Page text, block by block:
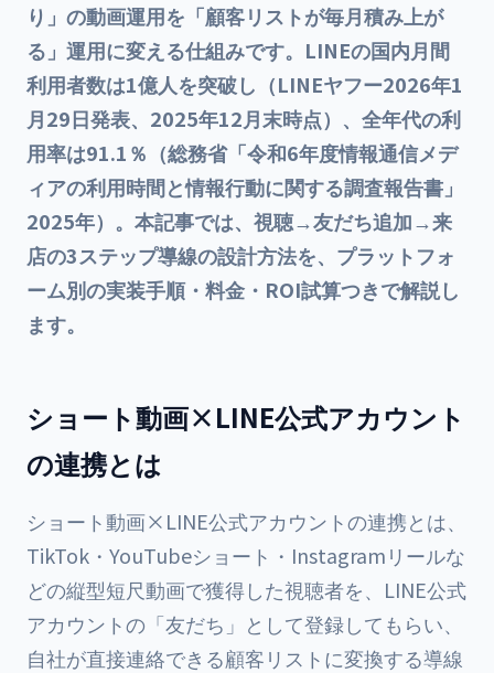
り」の動画運用を「顧客リストが毎月積み上が
る」運用に変える仕組みです。LINEの国内月間
利用者数は1億人を突破し（LINEヤフー2026年1
月29日発表、2025年12月末時点）、全年代の利
用率は91.1％（総務省「令和6年度情報通信メデ
ィアの利用時間と情報行動に関する調査報告書」
2025年）。本記事では、視聴→友だち追加→来
店の3ステップ導線の設計方法を、プラットフォ
ーム別の実装手順・料金・ROI試算つきで解説し
ます。
ショート動画×LINE公式アカウント
の連携とは
ショート動画×LINE公式アカウントの連携とは、
TikTok・YouTubeショート・Instagramリールな
どの縦型短尺動画で獲得した視聴者を、LINE公式
アカウントの「友だち」として登録してもらい、
自社が直接連絡できる顧客リストに変換する導線